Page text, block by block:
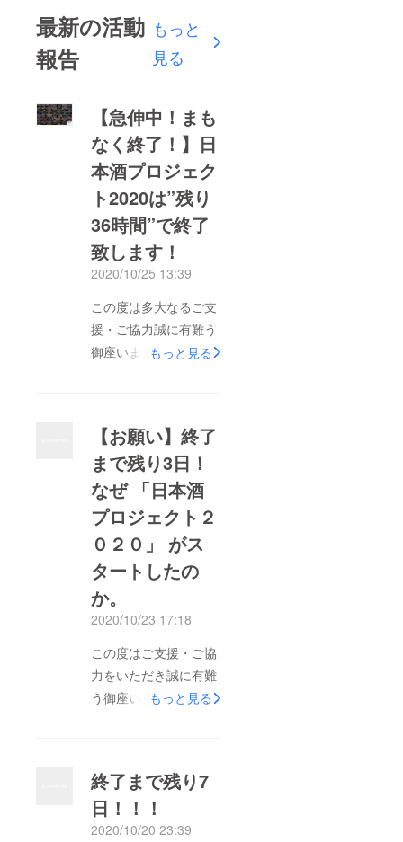
最新の活動
報告
もっと
見る
【急伸中！まも
なく終了！】日
本酒プロジェク
ト2020は”残り
36時間”で終了
致します！
2020/10/25 13:39
この度は多大なるご支
援・ご協力誠に有難う
御座います。「日本酒
たします。残り僅かで
は御座いますが、最後
までよろしくお願いし
ます！「日本酒プロ
ジェクト2020」運営
事務局株式会社Agnavi
玄成秀
もっと見る
【お願い】終了
まで残り3日！
なぜ 「日本酒
プロジェクト２
０２０」 がス
タートしたの
か。
2020/10/23 17:18
この度はご支援・ご協
力をいただき誠に有難
う御座います。「日本
Agnaviの代表で現東京
農大院博士課程の玄で
す。2020年9月より開
もっと見る
終了まで残り7
日！！！
2020/10/20 23:39